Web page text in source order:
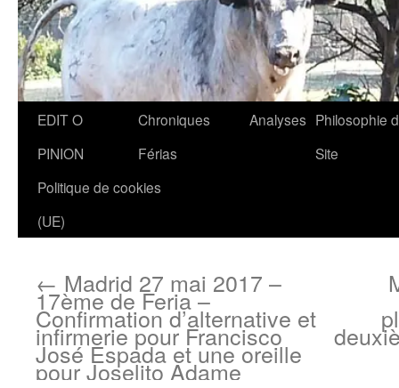
Aller
contenu
EDIT O
PINION
Chroniques
Férias
Analyses Philosophie
Site
Politique de cookies
(UE)
← Madrid 27 mai 2017 –
17ème de Feria –
Confirmation d’alternative et
infirmerie pour Francisco
José Espada et une oreille
pour Joselito Adame